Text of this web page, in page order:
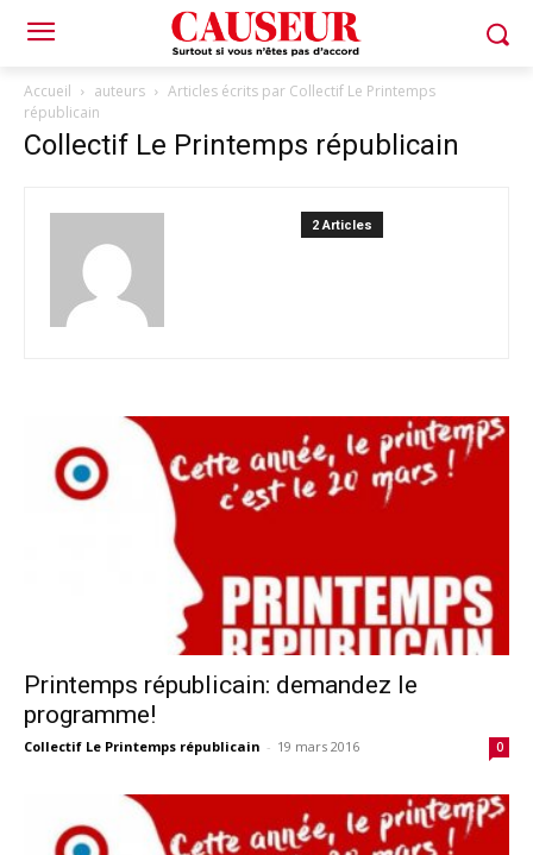
Accueil auteurs
Articles écrits par Collectif Le Printemps
républicain
Collectif Le Printemps républicain
2 Articles
Printemps républicain: demandez le
programme!
Collectif Le Printemps républicain - 19 mars 2016 0